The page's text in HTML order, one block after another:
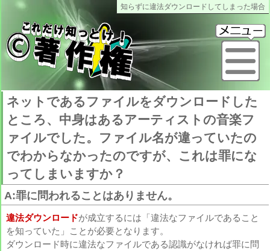
知らずに違法ダウンロードしてしまった場合
これだけ知っとけ著作権
ネットであるファイルをダウンロードした
ところ、中身はあるアーティストの音楽フ
ァイルでした。ファイル名が違っていたの
でわからなかったのですが、これは罪にな
ってしまいますか？
A:罪に問われることはありません。
違法ダウンロードが成立するには「違法なファイルであること
を知っていた」ことが必要となります。
ダウンロード時に違法なファイルである認識がなければ罪に問